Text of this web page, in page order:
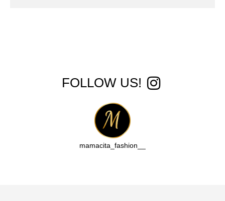
!FOLLOW US